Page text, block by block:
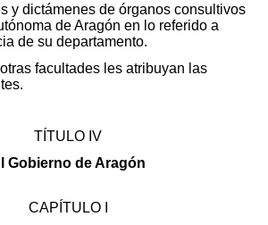
y dictámenes de órganos consultivos
de Aragón en lo referido a
de su departamento.
facultades les atribuyan las
TÍTULO IV
Gobierno de Aragón
CAPÍTULO I